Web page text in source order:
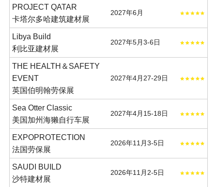
PROJECT QATAR
卡塔尔多哈建筑建材展
2027年6月
Libya Build
利比亚建材展
2027年5月3-6日
THE HEALTH＆SAFETY
EVENT
英国伯明翰劳保展
2027年4月27-29日
Sea Otter Classic
美国加州海獭自行车展
2027年4月15-18日
EXPOPROTECTION
法国劳保展
2026年11月3-5日
SAUDI BUILD
沙特建材展
2026年11月2-5日